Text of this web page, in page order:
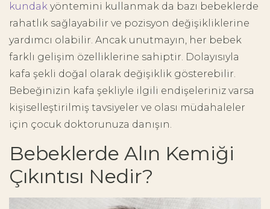
kundak yöntemini kullanmak da bazı bebeklerde
rahatlık sağlayabilir ve pozisyon değişikliklerine
yardımcı olabilir. Ancak unutmayın, her bebek
farklı gelişim özelliklerine sahiptir. Dolayısıyla
kafa şekli doğal olarak değişiklik gösterebilir.
Bebeğinizin kafa şekliyle ilgili endişeleriniz varsa
kişiselleştirilmiş tavsiyeler ve olası müdahaleler
için çocuk doktorunuza danışın.
Bebeklerde Alın Kemiği
Çıkıntısı Nedir?